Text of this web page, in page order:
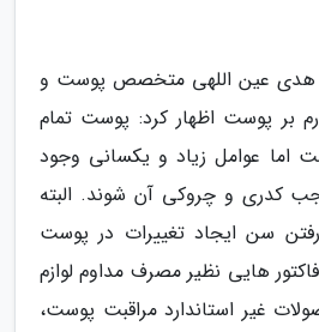
هدی عین اللهی متخصص پوست و
بر پوست اظهار کرد: پوست تمام
اما عوامل زیاد و یکسانی وجود
کدری و چروکی آن شوند. البته
رفتن سن ایجاد تغییرات در پوست
هایی نظیر مصرف مداوم لوازم
غیر استاندارد مراقبت پوست،